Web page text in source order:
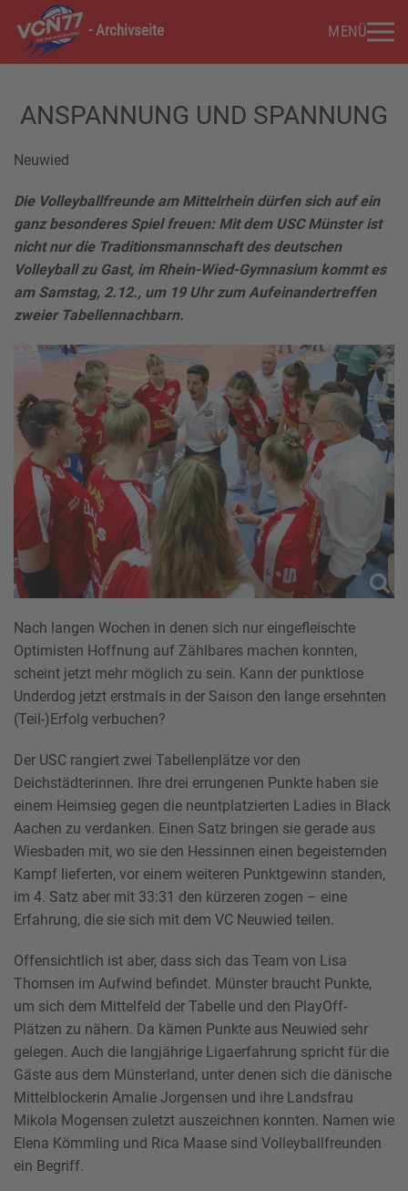
Zum Hauptinhalt springen
- Archivseite MENÜ
ANSPANNUNG UND SPANNUNG
Neuwied
Die Volleyballfreunde am Mittelrhein dürfen sich auf ein
ganz besonderes Spiel freuen: Mit dem USC Münster ist
nicht nur die Traditionsmannschaft des deutschen
Volleyball zu Gast, im Rhein-Wied-Gymnasium kommt es
am Samstag, 2.12., um 19 Uhr zum Aufeinandertreffen
zweier Tabellennachbarn.
Nach langen Wochen in denen sich nur eingefleischte
Optimisten Hoffnung auf Zählbares machen konnten,
scheint jetzt mehr möglich zu sein. Kann der punktlose
Underdog jetzt erstmals in der Saison den lange ersehnten
(Teil-)Erfolg verbuchen?
Der USC rangiert zwei Tabellenplätze vor den
Deichstädterinnen. Ihre drei errungenen Punkte haben sie
einem Heimsieg gegen die neuntplatzierten Ladies in Black
Aachen zu verdanken. Einen Satz bringen sie gerade aus
Wiesbaden mit, wo sie den Hessinnen einen begeisternden
Kampf lieferten, vor einem weiteren Punktgewinn standen,
im 4. Satz aber mit 33:31 den kürzeren zogen – eine
Erfahrung, die sie sich mit dem VC Neuwied teilen.
Offensichtlich ist aber, dass sich das Team von Lisa
Thomsen im Aufwind befindet. Münster braucht Punkte,
um sich dem Mittelfeld der Tabelle und den PlayOff-
Plätzen zu nähern. Da kämen Punkte aus Neuwied sehr
gelegen. Auch die langjährige Ligaerfahrung spricht für die
Gäste aus dem Münsterland, unter denen sich die dänische
Mittelblockerin Amalie Jorgensen und ihre Landsfrau
Mikola Mogensen zuletzt auszeichnen konnten. Namen wie
Elena Kömmling und Rica Maase sind Volleyballfreunden
ein Begriff.